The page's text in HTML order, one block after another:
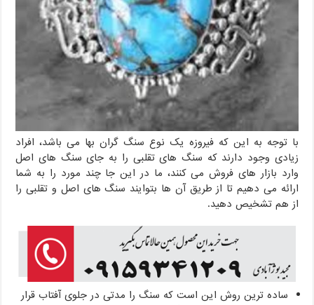
با توجه به این که فیروزه یک نوع سنگ گران بها می باشد، افراد
زیادی وجود دارند که سنگ های تقلبی را به جای سنگ های اصل
وارد بازار های فروش می کنند، ما در این جا چند مورد را به شما
ارائه می دهیم تا از طریق آن ها بتوایند سنگ های اصل و تقلبی را
از هم تشخیص دهید.
ساده ترین روش این است که سنگ را مدتی در جلوی آفتاب قرار